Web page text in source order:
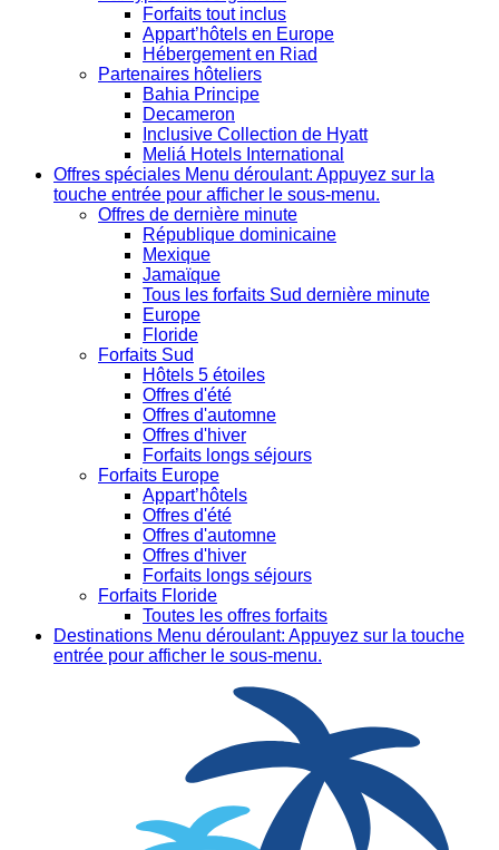
Forfaits tout inclus
Appart’hôtels en Europe
Hébergement en Riad
Partenaires hôteliers
Bahia Principe
Decameron
Inclusive Collection de Hyatt
Meliá Hotels International
Offres spéciales Menu déroulant: Appuyez sur la
touche entrée pour afficher le sous-menu.
Offres de dernière minute
République dominicaine
Mexique
Jamaïque
Tous les forfaits Sud dernière minute
Europe
Floride
Forfaits Sud
Hôtels 5 étoiles
Offres d'été
Offres d'automne
Offres d'hiver
Forfaits longs séjours
Forfaits Europe
Appart’hôtels
Offres d'été
Offres d'automne
Offres d'hiver
Forfaits longs séjours
Forfaits Floride
Toutes les offres forfaits
Destinations Menu déroulant: Appuyez sur la touche
entrée pour afficher le sous-menu.